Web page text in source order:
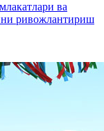
ва
ривожлантириш